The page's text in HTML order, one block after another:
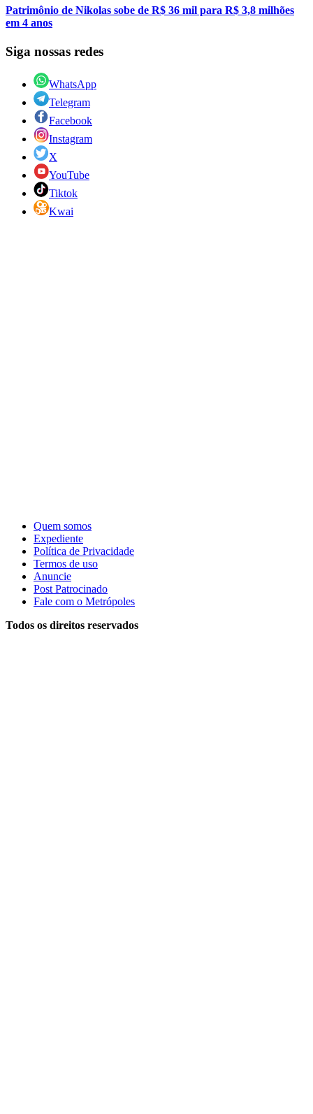
Patrimônio de Nikolas sobe de R$ 36 mil para R$ 3,8 milhões
em 4 anos
Siga nossas redes
WhatsApp
Telegram
Facebook
Instagram
X
YouTube
Tiktok
Kwai
Quem somos
Expediente
Política de Privacidade
Termos de uso
Anuncie
Post Patrocinado
Fale com o Metrópoles
Todos os direitos reservados